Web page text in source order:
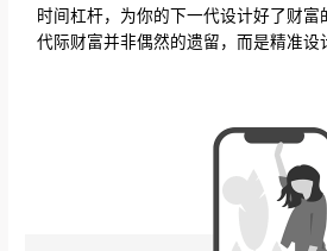
时间杠杆，为你的下一代设计好了财富
代际财富并非偶然的遗留，而是精准设